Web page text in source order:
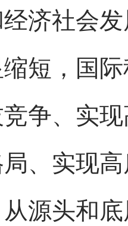
济社会
短，国
争、实
、实现
源头和